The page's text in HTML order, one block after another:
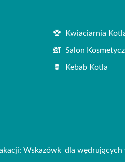
Kwiaciarnia
Salon
Kebab Kotla
Wskazówki dla wędrujących